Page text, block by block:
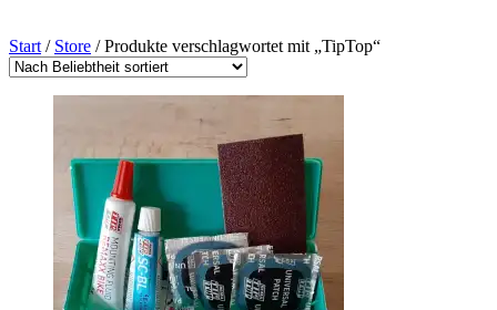
Start / Store / Produkte verschlagwortet mit „TipTop“